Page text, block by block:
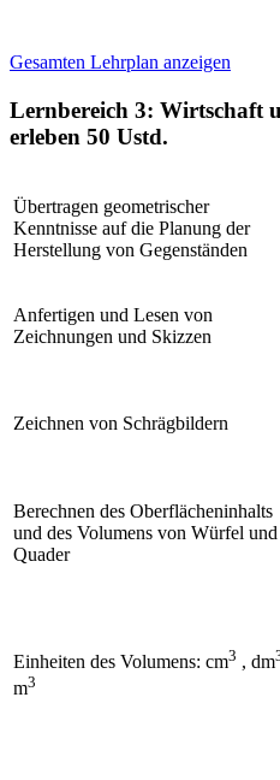
Gesamten Lehrplan anzeigen
Lernbereich 3: Wirtschaft
erleben 50 Ustd.
Übertragen geometrischer
Kenntnisse auf die Planung der
Herstellung von Gegenständen
Anfertigen und Lesen von
Zeichnungen und Skizzen
Zeichnen von Schrägbildern
Berechnen des Oberflächeninhalts
und des Volumens von Würfel und
Quader
Einheiten des Volumens: cm3 , dm
m3